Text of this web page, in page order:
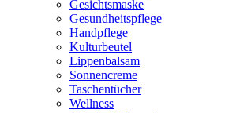
Gesichtsmaske
Gesundheitspflege
Handpflege
Kulturbeutel
Lippenbalsam
Sonnencreme
Taschentücher
Wellness